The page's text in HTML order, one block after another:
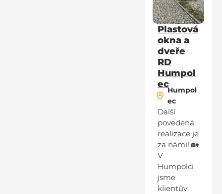
Plastová
okna a
dveře
RD
Humpol
ec
Humpol
ec
Další
povedená
realizace je
za námi! 🏡
V
Humpolci
jsme
klientův